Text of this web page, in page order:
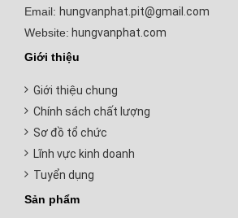
Email: hungvanphat.pit@gmail.com
Website: hungvanphat.com
Giới thiệu
Giới thiệu chung
Chính sách chất lượng
Sơ đồ tổ chức
Lĩnh vực kinh doanh
Tuyển dụng
Sản phẩm